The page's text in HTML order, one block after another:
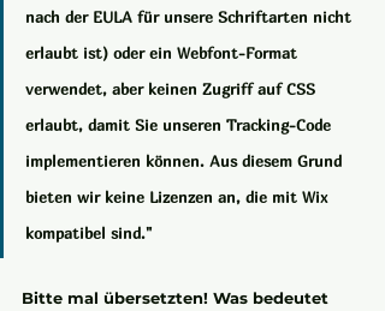
nach der EULA für unsere Schriftarten nicht
erlaubt ist) oder ein Webfont-Format
verwendet, aber keinen Zugriff auf CSS
erlaubt, damit Sie unseren Tracking-Code
implementieren können. Aus diesem Grund
bieten wir keine Lizenzen an, die mit Wix
kompatibel sind."
Bitte mal übersetzten! Was bedeutet